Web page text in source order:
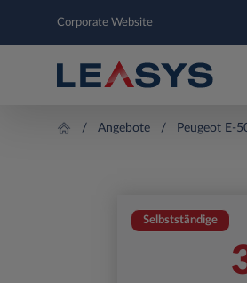
Corporate Website
Angebote Peugeot E-
Selbstständige